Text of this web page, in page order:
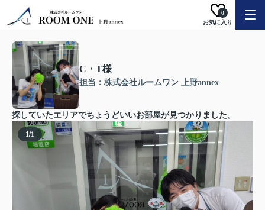
お気に入り
0
C・T様
担当：株式会社ルームワン 上野annex
探していたエリアでちょうどいいお部屋が見つかりました。
1/1